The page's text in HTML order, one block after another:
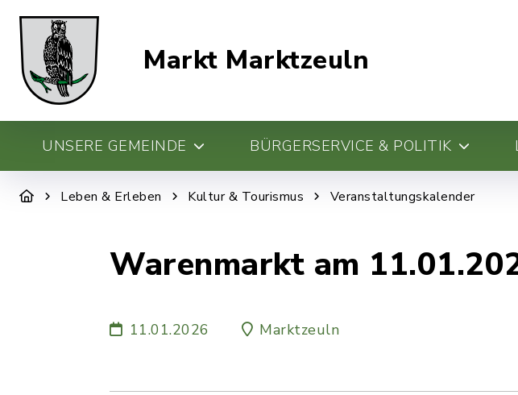
Markt Marktzeuln
UNSERE GEMEINDE BÜRGERSERVICE & POLITIK
Leben & Erleben Kultur & Tourismus Veranstaltungskalender
Warenmarkt am
11.01.2026 Marktzeuln